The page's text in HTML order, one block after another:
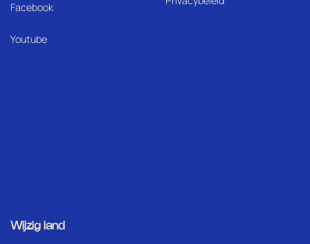
Facebook
Youtube
Wijzig land